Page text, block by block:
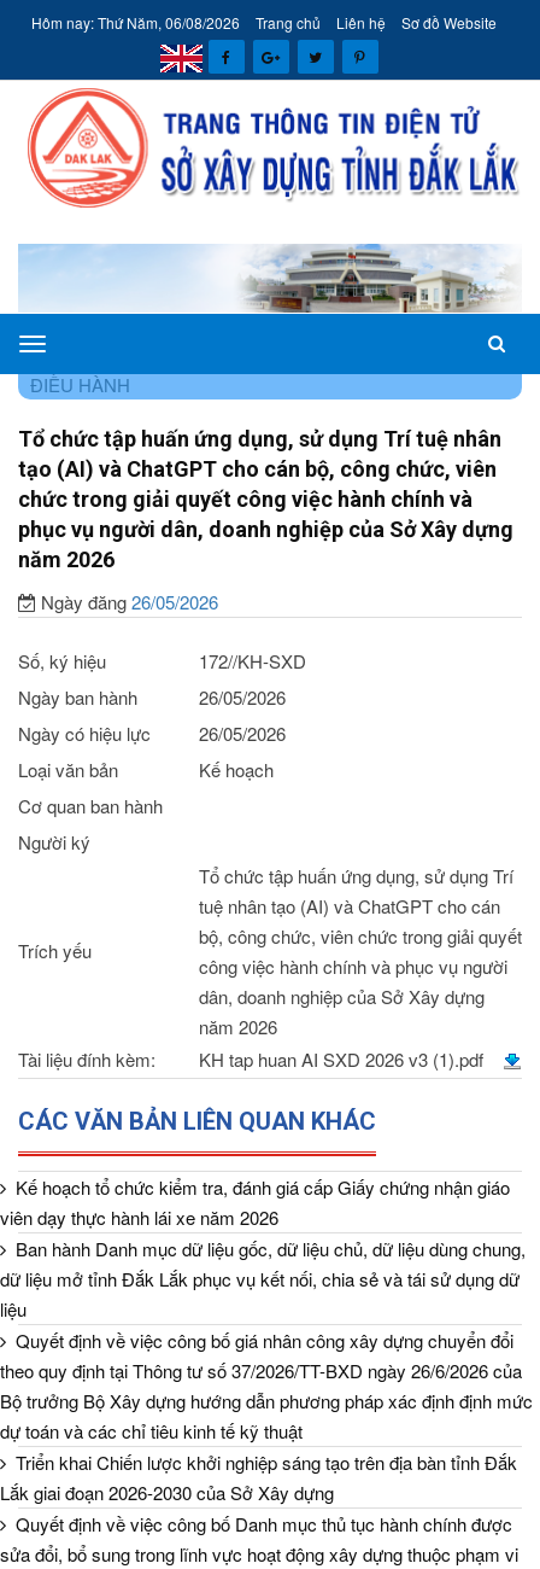
Hôm nay: Thứ Năm, 06/08/2026 Trang chủ Liên hệ Sơ đồ Website
Sở
Xây
tỉnh
Đắk
Lắk
TRANG CHỦ
VĂN BẢN CHỈ ĐẠO
ĐIỀU HÀNH
Tổ chức tập huấn ứng dụng, sử dụng Trí tuệ nhân
tạo (AI) và ChatGPT cho cán bộ, công chức, viên
chức trong giải quyết công việc hành chính và
phục vụ người dân, doanh nghiệp của Sở Xây dựng
năm 2026
Ngày đăng26/05/2026
Số, ký hiệu
172//KH-SXD
Ngày ban hành
26/05/2026
Ngày có hiệu lực
26/05/2026
Loại văn bản
Kế hoạch
Cơ quan ban hành
Người ký
Trích yếu
Tổ chức tập huấn ứng dụng, sử dụng Trí
tuệ nhân tạo (AI) và ChatGPT cho cán
bộ, công chức, viên chức trong giải quyết
công việc hành chính và phục vụ người
dân, doanh nghiệp của Sở Xây dựng
năm 2026
Tài liệu đính kèm:
KH tap huan AI SXD 2026 v3 (1).pdf
CÁC VĂN BẢN LIÊN QUAN KHÁC
Kế hoạch tổ chức kiểm tra, đánh giá cấp Giấy chứng nhận giáo
viên dạy thực hành lái xe năm 2026
Ban hành Danh mục dữ liệu gốc, dữ liệu chủ, dữ liệu dùng chung,
dữ liệu mở tỉnh Đắk Lắk phục vụ kết nối, chia sẻ và tái sử dụng dữ
liệu
Quyết định về việc công bố giá nhân công xây dựng chuyển đổi
theo quy định tại Thông tư số 37/2026/TT-BXD ngày 26/6/2026 của
Bộ trưởng Bộ Xây dựng hướng dẫn phương pháp xác định định mức
dự toán và các chỉ tiêu kinh tế kỹ thuật
Triển khai Chiến lược khởi nghiệp sáng tạo trên địa bàn tỉnh Đắk
Lắk giai đoạn 2026-2030 của Sở Xây dựng
Quyết định về việc công bố Danh mục thủ tục hành chính được
sửa đổi, bổ sung trong lĩnh vực hoạt động xây dựng thuộc phạm vi